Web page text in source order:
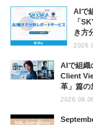
AIで
「
き方
AIで組織
Client
革」篇の